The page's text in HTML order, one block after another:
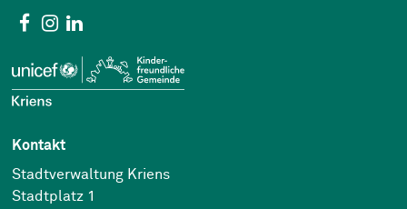
Social Media
Facebook
Instagram
Kontakt
Stadtverwaltung Kriens
Stadtplatz 1